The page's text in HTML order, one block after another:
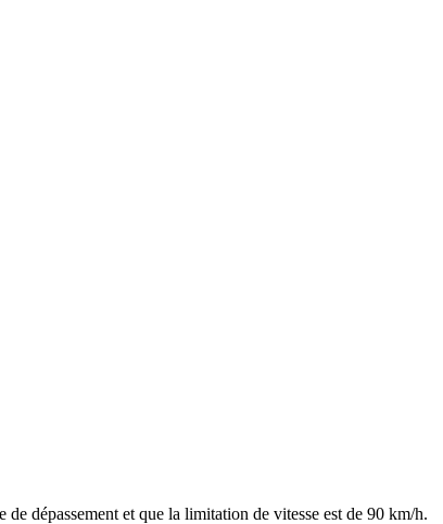
dépassement et que la limitation de vitesse est de 90 km/h.